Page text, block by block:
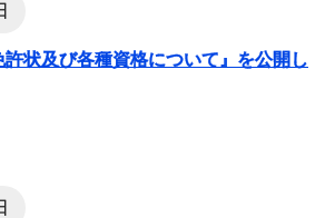
状及び各種資格について』を公開し